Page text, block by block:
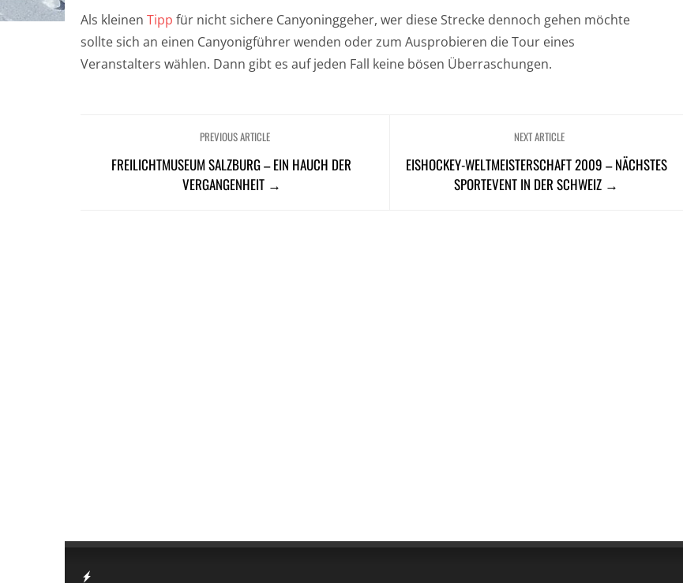
Als kleinen Tipp für nicht sichere Canyoninggeher, wer diese Strecke dennoch gehen möchte
sollte sich an einen Canyonigführer wenden oder zum Ausprobieren die Tour eines
Veranstalters wählen. Dann gibt es auf jeden Fall keine bösen Überraschungen.
PREVIOUS ARTICLE
FREILICHTMUSEUM SALZBURG – EIN HAUCH DER
VERGANGENHEIT →
NEXT ARTICLE
EISHOCKEY-WELTMEISTERSCHAFT 2009 – NÄCHSTES
SPORTEVENT IN DER SCHWEIZ →